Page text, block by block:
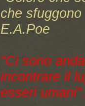
che
E.A.Poe
"Ci sono
incontrare il
esseri